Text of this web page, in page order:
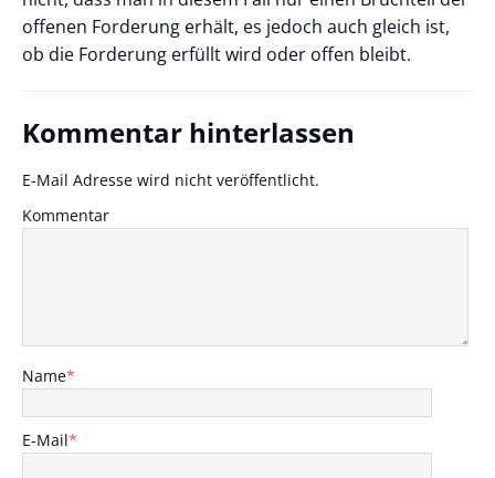
offenen Forderung erhält, es jedoch auch gleich ist,
ob die Forderung erfüllt wird oder offen bleibt.
Kommentar hinterlassen
E-Mail Adresse wird nicht veröffentlicht.
Kommentar
Name*
E-Mail*